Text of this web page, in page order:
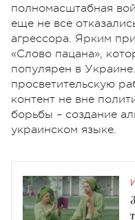
полномасштабная
еще не все
агрессора. Ярким
«Слово пацана»,
популярен в
просветительскую
контент не вне
борьбы – создание
украинском языке.